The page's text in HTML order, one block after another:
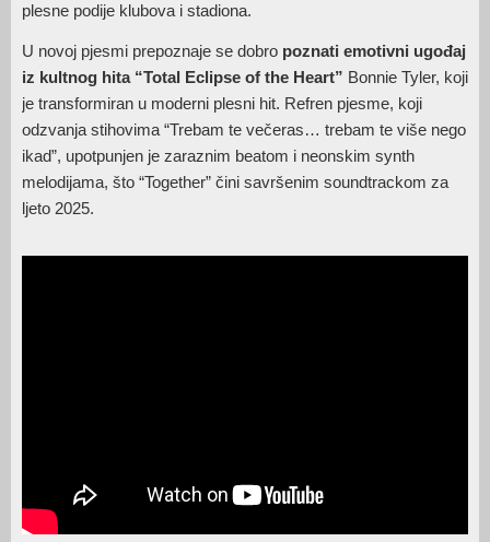
plesne podije klubova i stadiona.
U novoj pjesmi prepoznaje se dobro poznati emotivni ugođaj
iz kultnog hita “Total Eclipse of the Heart” Bonnie Tyler, koji
je transformiran u moderni plesni hit. Refren pjesme, koji
odzvanja stihovima “Trebam te večeras… trebam te više nego
ikad”, upotpunjen je zaraznim beatom i neonskim synth
melodijama, što “Together” čini savršenim soundtrackom za
ljeto 2025.